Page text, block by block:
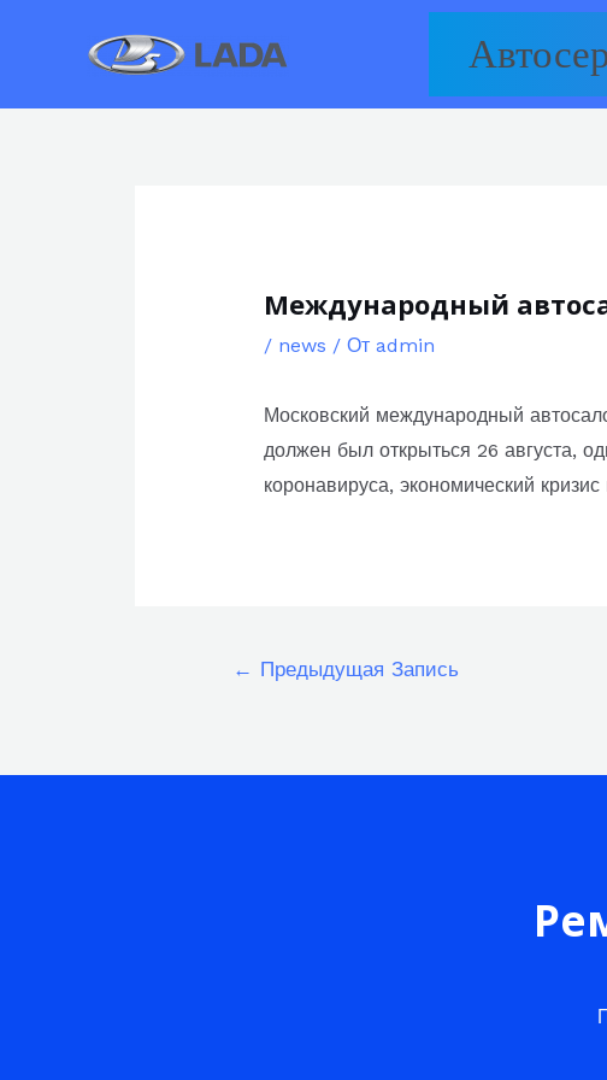
Международный
/ news / От admin
Московский международный
должен был открыться 26 августа,
коронавируса, экономический
Навигация
← Предыдущая Запись